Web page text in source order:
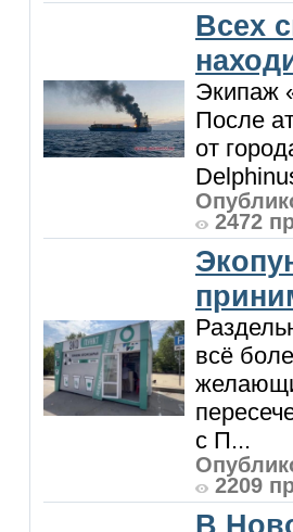
Всех
Экипаж
После
от
2472
всё
с П...
2209